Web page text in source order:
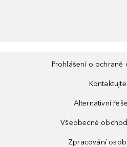
Prohlášení o ochraně
Alternativní
Všeobecné
Zpracování